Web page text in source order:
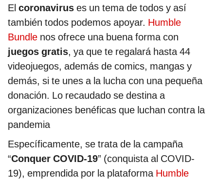
El coronavirus es un tema de todos y así
también todos podemos apoyar. Humble
Bundle nos ofrece una buena forma con
juegos gratis, ya que te regalará hasta 44
videojuegos, además de comics, mangas y
demás, si te unes a la lucha con una pequeña
donación. Lo recaudado se destina a
organizaciones benéficas que luchan contra la
pandemia
Específicamente, se trata de la campaña
“Conquer COVID-19” (conquista al COVID-
19), emprendida por la plataforma Humble